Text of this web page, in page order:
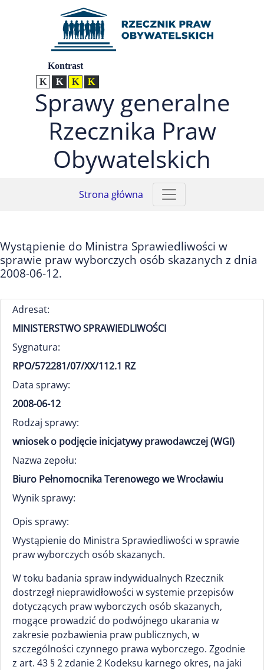
Przejdź do menu głównego (nacisnij Enter)
Przejdź do treści (nacisnij Enter)
Przejdź do mapy serwisu (nacisnij Enter)
UstawieniaKontrast
Kontrast normalny
Kontrast biały tekst na czarnym
Kontrast czarny tekst na żółtym
Sprawy generalne
Rzecznika Praw
Obywatelskich
Strona główna
Wystąpienie do Ministra Sprawiedliwości w
sprawie praw wyborczych osób skazanych z dnia
2008-06-12.
Adresat:
MINISTERSTWO SPRAWIEDLIWOŚCI
Sygnatura:
RPO/572281/07/XX/112.1 RZ
Data sprawy:
2008-06-12
Rodzaj sprawy:
wniosek o podjęcie inicjatywy prawodawczej (WGI)
Nazwa zepołu:
Biuro Pełnomocnika Terenowego we Wrocławiu
Wynik sprawy:
Opis sprawy:
Wystąpienie do Ministra Sprawiedliwości w sprawie
praw wyborczych osób skazanych.
W toku badania spraw indywidualnych Rzecznik
dostrzegł nieprawidłowości w systemie przepisów
dotyczących praw wyborczych osób skazanych,
mogące prowadzić do podwójnego ukarania w
zakresie pozbawienia praw publicznych, w
szczególności czynnego prawa wyborczego. Zgodnie
z art. 43 § 2 zdanie 2 Kodeksu karnego okres, na jaki